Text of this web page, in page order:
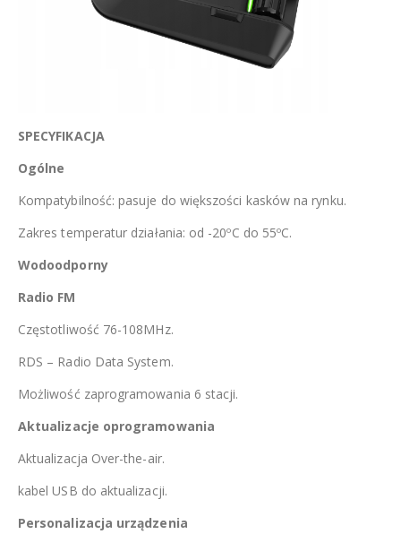
SPECYFIKACJA
Ogólne
Kompatybilność: pasuje do większości kasków na rynku.
Zakres temperatur działania: od -20ºC do 55ºC.
Wodoodporny
Radio FM
Częstotliwość 76-108MHz.
RDS – Radio Data System.
Możliwość zaprogramowania 6 stacji.
Aktualizacje oprogramowania
Aktualizacja Over-the-air.
kabel USB do aktualizacji.
Personalizacja urządzenia